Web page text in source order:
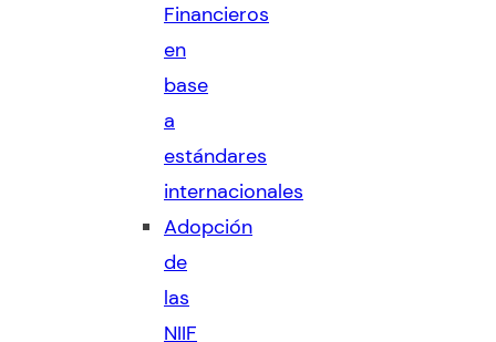
Financieros
en
base
a
estándares
internacionales
Adopción
de
las
NIIF